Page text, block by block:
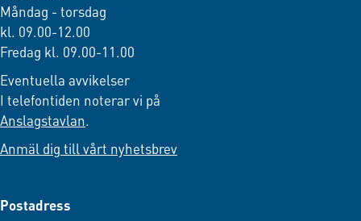
Måndag - torsdag
kl. 09.00-12.00
Fredag kl. 09.00-11.00
Eventuella avvikelser
I telefontiden noterar vi på
Anslagstavlan.
Anmäl dig till vårt nyhetsbrev
Postadress